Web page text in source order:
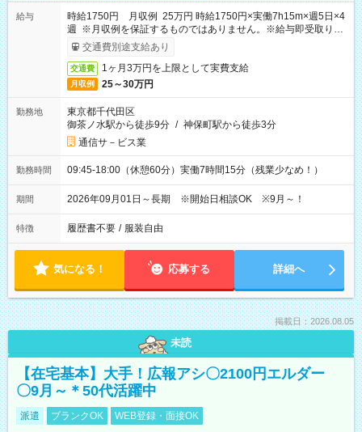
給与
時給1750円 月収例 25万円 時給1750円×実働7h15m×週5日×4
週 ※月収例を保証するものではありません。※給与即受取りサ
ービス利用可（利用条件有）
交通費別途支給あり
交通費 1ヶ月3万円を上限として実費支給
月収例 25～30万円
勤務地
東京都千代田区
御茶ノ水駅から徒歩9分 / 神保町駅から徒歩3分
通信サ－ビス業
勤務時間 09:45-18:00（休憩60分）実働7時間15分（残業少なめ！）
期間 2026年09月01日～長期 ※開始日相談OK ※9月～！
特徴 履歴書不要 / 服装自由
気になる！ 応募する 詳細へ
掲載日：2026.08.05
未読
【在宅基本】大手！広報アシ〇2100円エルダー
〇9月～＊50代活躍中
派遣 ブランクOK WEB登録・面接OK